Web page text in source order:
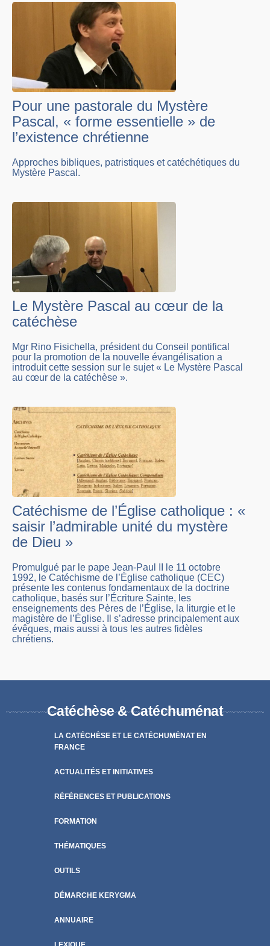
Pour une pastorale du Mystère
Pascal, « forme essentielle » de
l’existence chrétienne
Approches bibliques, patristiques et catéchétiques du
Mystère Pascal.
Le Mystère Pascal au cœur de la
catéchèse
Mgr Rino Fisichella, président du Conseil pontifical
pour la promotion de la nouvelle évangélisation a
introduit cette session sur le sujet « Le Mystère Pascal
au cœur de la catéchèse ».
Catéchisme de l’Église catholique : «
saisir l’admirable unité du mystère
de Dieu »
Promulgué par le pape Jean-Paul II le 11 octobre
1992, le Catéchisme de l’Église catholique (CEC)
présente les contenus fondamentaux de la doctrine
catholique, basés sur l’Écriture Sainte, les
enseignements des Pères de l’Église, la liturgie et le
magistère de l’Église. Il s’adresse principalement aux
évêques, mais aussi à tous les autres fidèles
chrétiens.
Catéchèse & Catéchuménat
LA CATÉCHÈSE ET LE CATÉCHUMÉNAT EN
FRANCE
ACTUALITÉS ET INITIATIVES
RÉFÉRENCES ET PUBLICATIONS
FORMATION
THÉMATIQUES
OUTILS
DÉMARCHE KERYGMA
ANNUAIRE